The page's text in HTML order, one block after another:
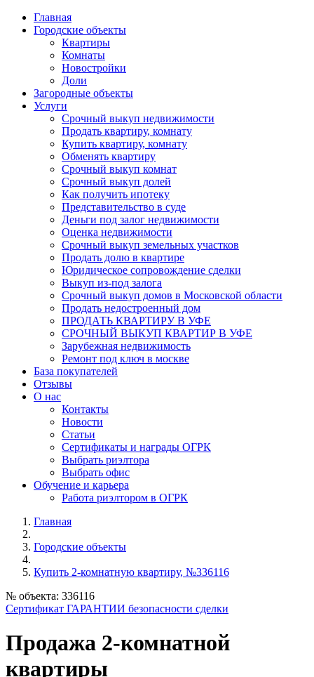
Главная
Городские объекты
Квартиры
Комнаты
Новостройки
Доли
Загородные объекты
Услуги
Срочный выкуп недвижимости
Продать квартиру, комнату
Купить квартиру, комнату
Обменять квартиру
Срочный выкуп комнат
Срочный выкуп долей
Как получить ипотеку
Представительство в суде
Деньги под залог недвижимости
Оценка недвижимости
Срочный выкуп земельных участков
Продать долю в квартире
Юридическое сопровождение сделки
Выкуп из-под залога
Срочный выкуп домов в Московской области
Продать недостроенный дом
ПРОДАТЬ КВАРТИРУ В УФЕ
СРОЧНЫЙ ВЫКУП КВАРТИР В УФЕ
Зарубежная недвижимость
Ремонт под ключ в москве
База покупателей
Отзывы
О нас
Контакты
Новости
Статьи
Сертификаты и награды ОГРК
Выбрать риэлтора
Выбрать офис
Обучение и карьера
Работа риэлтором в ОГРК
Главная
Городские объекты
Купить 2-комнатную квартиру, №336116
№ объекта: 336116
Сертификат ГАРАНТИИ безопасности сделки
Продажа 2-комнатной
квартиры